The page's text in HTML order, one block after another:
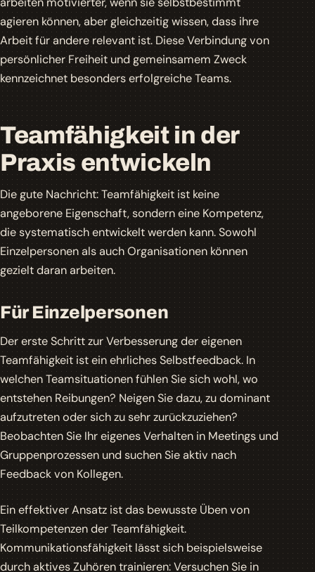
agieren können, aber gleichzeitig wissen, dass ihre
Arbeit für andere relevant ist. Diese Verbindung von
persönlicher Freiheit und gemeinsamem Zweck
kennzeichnet besonders erfolgreiche Teams.
Teamfähigkeit in der
Praxis entwickeln
Die gute Nachricht: Teamfähigkeit ist keine
angeborene Eigenschaft, sondern eine Kompetenz,
die systematisch entwickelt werden kann. Sowohl
Einzelpersonen als auch Organisationen können
gezielt daran arbeiten.
Für Einzelpersonen
Der erste Schritt zur Verbesserung der eigenen
Teamfähigkeit ist ein ehrliches Selbstfeedback. In
welchen Teamsituationen fühlen Sie sich wohl, wo
entstehen Reibungen? Neigen Sie dazu, zu dominant
aufzutreten oder sich zu sehr zurückzuziehen?
Beobachten Sie Ihr eigenes Verhalten in Meetings und
Gruppenprozessen und suchen Sie aktiv nach
Feedback von Kollegen.
Ein effektiver Ansatz ist das bewusste Üben von
Teilkompetenzen der Teamfähigkeit.
Kommunikationsfähigkeit lässt sich beispielsweise
durch aktives Zuhören trainieren: Versuchen Sie in